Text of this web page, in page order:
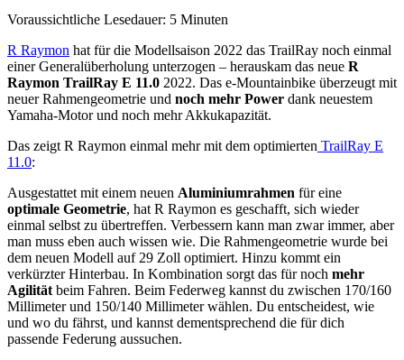
Voraussichtliche Lesedauer: 5 Minuten
R Raymon hat für die Modellsaison 2022 das TrailRay noch einmal
einer Generalüberholung unterzogen – herauskam das neue R
Raymon TrailRay E 11.0 2022. Das e-Mountainbike überzeugt mit
neuer Rahmengeometrie und noch mehr Power dank neuestem
Yamaha-Motor und noch mehr Akkukapazität.
Das zeigt R Raymon einmal mehr mit dem optimierten TrailRay E
11.0:
Ausgestattet mit einem neuen Aluminiumrahmen für eine
optimale Geometrie, hat R Raymon es geschafft, sich wieder
einmal selbst zu übertreffen. Verbessern kann man zwar immer, aber
man muss eben auch wissen wie. Die Rahmengeometrie wurde bei
dem neuen Modell auf 29 Zoll optimiert. Hinzu kommt ein
verkürzter Hinterbau. In Kombination sorgt das für noch mehr
Agilität beim Fahren. Beim Federweg kannst du zwischen 170/160
Millimeter und 150/140 Millimeter wählen. Du entscheidest, wie
und wo du fährst, und kannst dementsprechend die für dich
passende Federung aussuchen.